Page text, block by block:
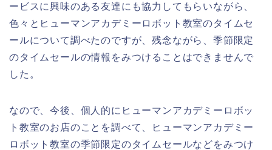
ービスに興味のある友達にも協力してもらいながら、
色々とヒューマンアカデミーロボット教室のタイムセ
ールについて調べたのですが、残念ながら、季節限定
のタイムセールの情報をみつけることはできませんで
した。
なので、今後、個人的にヒューマンアカデミーロボッ
ト教室のお店のことを調べて、ヒューマンアカデミー
ロボット教室の季節限定のタイムセールなどをみつけ